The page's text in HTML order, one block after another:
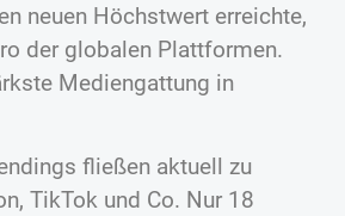
neuen Höchstwert erreichte,
der globalen Plattformen.
Mediengattung in
fließen aktuell zu
TikTok und Co. Nur 18